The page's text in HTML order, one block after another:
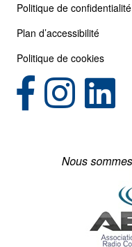
Politique de confidentialité
Plan d’accessibilité
Politique de cookies
(opens in new tab)
(opens in new tab)